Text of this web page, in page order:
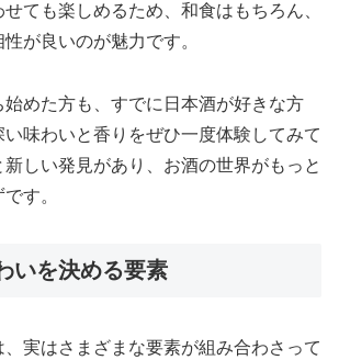
ても楽しめるため、和食はもちろん、
が良いのが魅力です。
始めた方も、すでに日本酒が好きな方
い味わいと香りをぜひ一度体験してみて
新しい発見があり、お酒の世界がもっと
す。
いを決める要素
実はさまざまな要素が組み合わさって